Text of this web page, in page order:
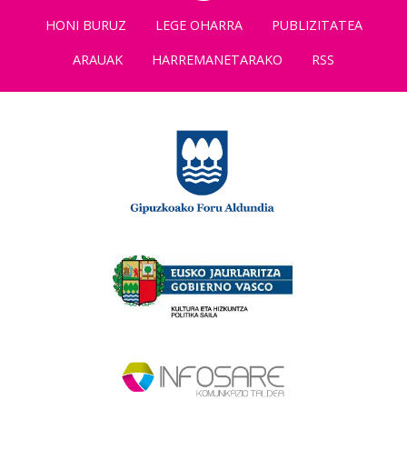
HONI BURUZ LEGE OHARRA
PUBLIZITATEA
ARAUAK
HARREMANETARAKO RSS